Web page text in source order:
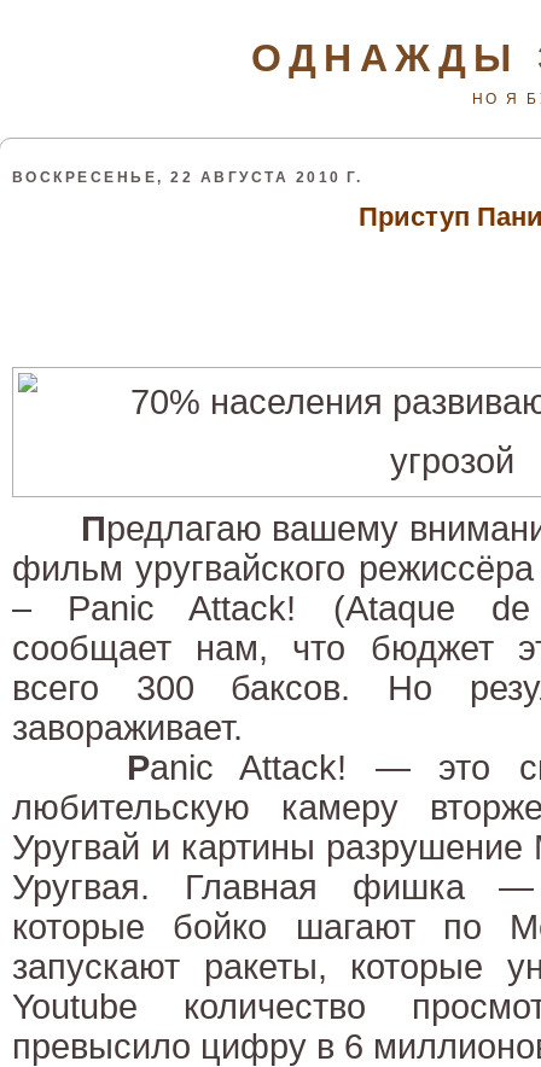
ОДНАЖДЫ
НО Я
ВОСКРЕСЕНЬЕ, 22 АВГУСТА 2010 Г.
Приступ
Предлагаю вашему
фильм уругвайского
– Panic Attack! (Ataque de
сообщает нам, что бюджет
всего 300 баксов. Но
завораживает.
Panic Attack! — это
любительскую камеру
Уругвай и картины
Уругвая. Главная фишка
которые бойко шагают по
запускают ракеты, которые
Youtube количество
превысило цифру в 6